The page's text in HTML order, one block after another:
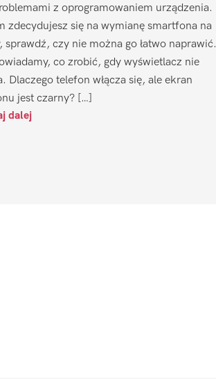
z oprogramowaniem urządzenia.
zdecydujesz się na wymianę smartfona na
sprawdź, czy nie można go łatwo naprawić.
co zrobić, gdy wyświetlacz nie
Dlaczego telefon włącza się, ale ekran
jest czarny? […]
dalej